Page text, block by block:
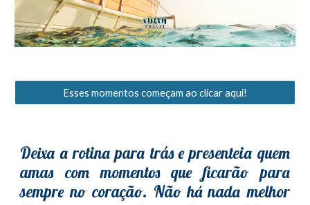
Esses momentos começam ao clicar aqui!
Deixa a rotina para trás e presenteia quem
amas com momentos que ficarão para
sempre no coração. Não há nada melhor